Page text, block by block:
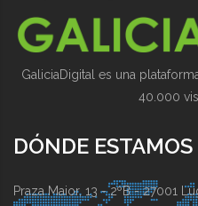
GaliciaDigital es una
40.000
DÓNDE ESTAMOS
Praza Maior, 13 - 2ºB - 27001